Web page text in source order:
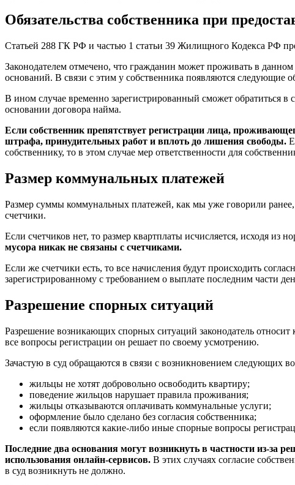
Обязательства собственника при
Статьей 288 ГК РФ и частью 1 статьи 39 Жилищного Кодекса РФ
Законодателем отмечено, что гражданин может проживать в
оснований. В связи с этим у собственника появляются следующие
В ином случае временно зарегистрированный сможет обратиться в
основании договора найма.
Если собственник препятствует регистрации лица,
штрафа, принудительных работ и вплоть до лишения свободы.
собственнику, то в этом случае мер ответственности для
Размер коммунальных платежей
Размер суммы коммунальных платежей, как мы уже говорили ранее,
счетчики.
Если счетчиков нет, то размер квартплаты исчисляется, исходя
мусора никак не связаны с счетчиками.
Если же счетчики есть, то все начисления будут происходить
зарегистрированному с требованием о выплате последним части
Разрешение спорных ситуаций
Разрешение возникающих спорных ситуаций законодатель относит
все вопросы регистрации он решает по своему усмотрению.
Зачастую в суд обращаются в связи с возникновением следующих
жильцы не хотят добровольно освободить квартиру;
поведение жильцов нарушает правила проживания;
жильцы отказываются оплачивать коммунальные услуги;
оформление было сделано без согласия собственника;
если появляются какие-либо иные спорные вопросы
Последние два основания могут возникнуть в частности из-за
использования онлайн-сервисов. В этих случаях согласие
в суд возникнуть не должно.